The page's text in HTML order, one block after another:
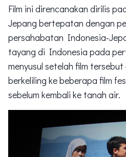
Film ini direncanakan dirilis
Jepang bertepatan dengan
persahabatan Indonesia-
tayang di Indonesia pada
menyusul setelah film
berkeliling ke beberapa film
sebelum kembali ke tanah air.